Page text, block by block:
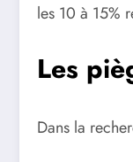
les 10 à 15%
Les
Dans la